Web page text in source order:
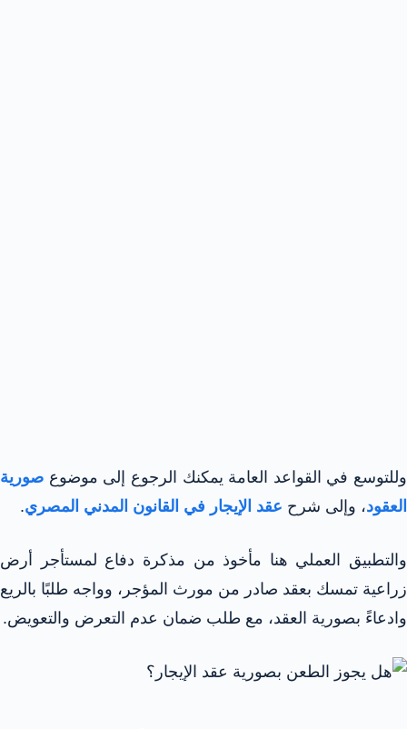
وللتوسع في القواعد العامة يمكنك الرجوع إلى موضوع صورية
العقود، وإلى شرح عقد الإيجار في القانون المدني المصري.
والتطبيق العملي هنا مأخوذ من مذكرة دفاع لمستأجر أرض
زراعية تمسك بعقد صادر من مورث المؤجر، وواجه طلبًا بالريع
وادعاءً بصورية العقد، مع طلب ضمان عدم التعرض والتعويض.